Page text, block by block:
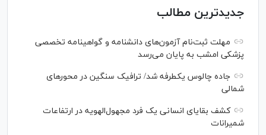
جدیدترین مطالب
مهلت ثبت‌نام آزمون‌های دانشنامه و گواهینامه تخصصی
پزشکی امشب به پایان می‌رسد
جاده چالوس یکطرفه شد/ ترافیک سنگین در محورهای
شمالی
کشف بقایای انسانی یک فرد مجهول‌الهویه در ارتفاعات
شمیرانات